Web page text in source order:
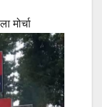
मोर्चा